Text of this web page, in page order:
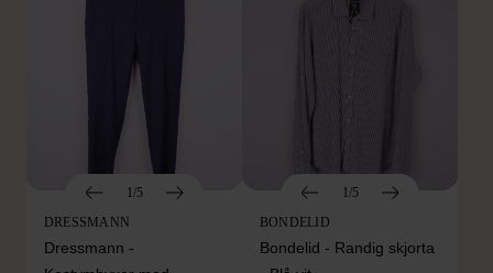
1/5
DRESSMANN
Dressmann -
1/5
BONDELID
Bondelid - Randig skjorta